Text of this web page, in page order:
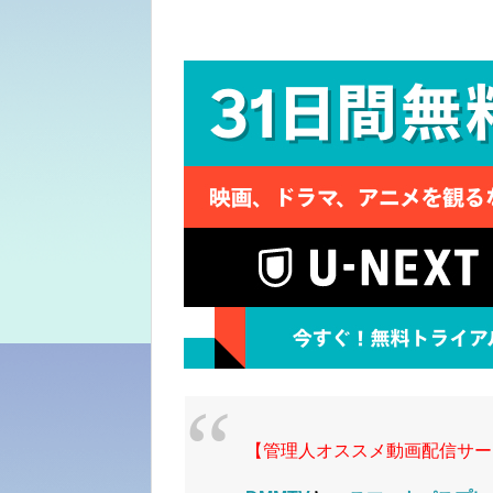
【管理人オススメ動画配信サ